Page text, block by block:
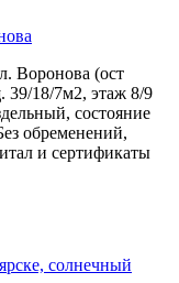
Воронова (ост
39/18/7м2, этаж 8/9
состояние
обременений,
и сертификаты
солнечный